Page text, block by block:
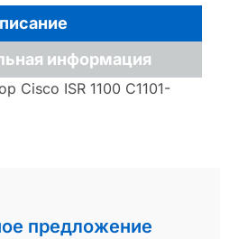
информация
Cisco ISR 1100 C1101-
предложение